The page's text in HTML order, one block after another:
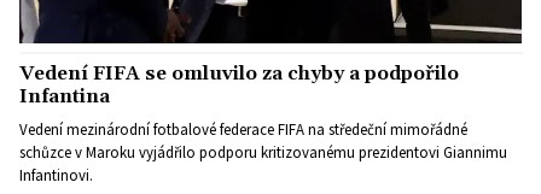
Vedení FIFA se omluvilo za chyby a podpořilo
Infantina
Vedení mezinárodní fotbalové federace FIFA na středeční mimořádné
schůzce v Maroku vyjádřilo podporu kritizovanému prezidentovi Giannimu
Infantinovi.